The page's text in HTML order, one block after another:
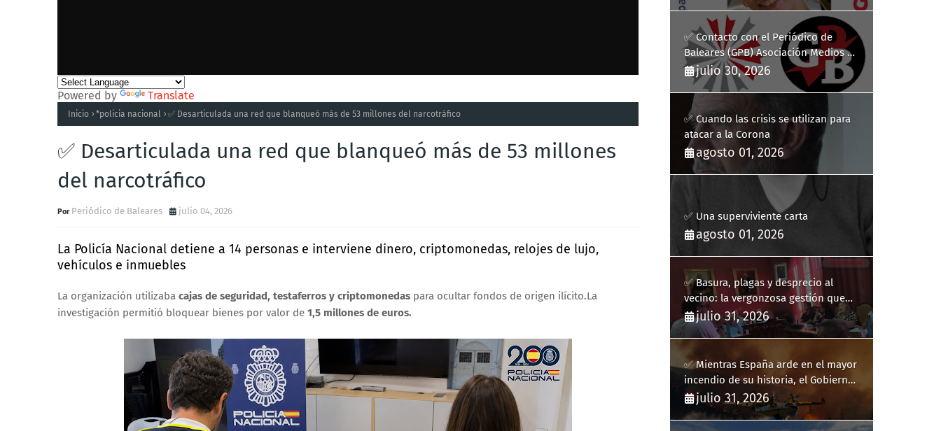
Powered by Translate
Inicio *policia nacional ✅ Desarticulada una red que blanqueó más de 53 millones del narcotráfico
✅ Desarticulada una red que blanqueó más de 53 millones
del narcotráfico
Periódico de Baleares julio 04, 2026
La Policía Nacional detiene a 14 personas e interviene dinero, criptomonedas, relojes de lujo,
vehículos e inmuebles
La organización utilizaba cajas de seguridad, testaferros y criptomonedas para ocultar fondos de origen ilícito.La
investigación permitió bloquear bienes por valor de 1,5 millones de euros.
✅ Contacto con el Periódico de
Baleares (GPB) Asociación Medios de
Comunicación Digitales
julio 30, 2026
✅ Cuando las crisis se utilizan para
atacar a la Corona
agosto 01, 2026
✅ Una superviviente carta
agosto 01, 2026
✅ Basura, plagas y desprecio al
vecino: la vergonzosa gestión que
ha hecho estallar a Llucmajor
julio 31, 2026
✅ Mientras España arde en el mayor
incendio de su historia, el Gobierno
bloquea siete hidroaviones por
"ahorrarse" dinero
julio 31, 2026